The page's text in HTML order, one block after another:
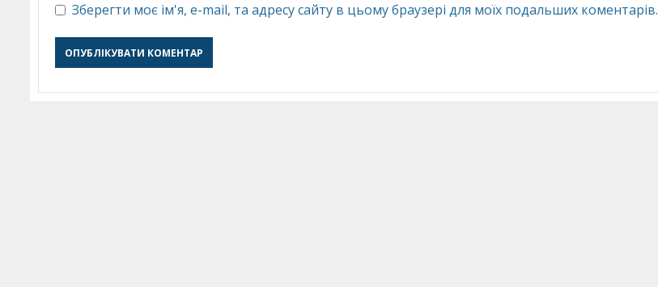
Зберегти моє ім'я, e-mail, та адресу сайту в цьому браузері для моїх подальших коментарів.